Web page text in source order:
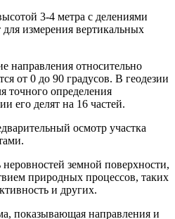
3-4 метра с делениями
измерения вертикальных
направления относительно
от 0 до 90 градусов. В геодезии
точного определения
его делят на 16 частей.
осмотр участка
земной поверхности,
природных процессов, таких
и других.
показывающая направления и